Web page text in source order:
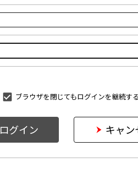
ブラウザを閉じてもログインを継続する
ログイン キャ